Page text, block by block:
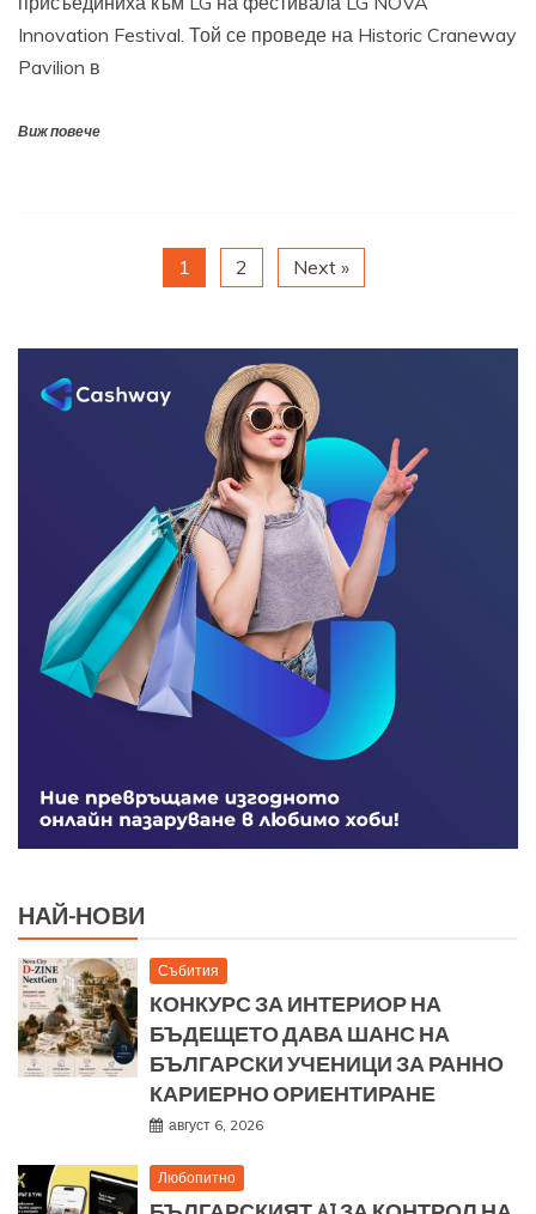
Innovation Festival. Той се проведе на Historic Craneway
Pavilion в
Виж повече
1 2 Next »
НАЙ-НОВИ
Събития
КОНКУРС ЗА ИНТЕРИОР НА
БЪДЕЩЕТО ДАВА ШАНС НА
БЪЛГАРСКИ УЧЕНИЦИ ЗА РАННО
КАРИЕРНО ОРИЕНТИРАНЕ
август 6, 2026
Любопитно